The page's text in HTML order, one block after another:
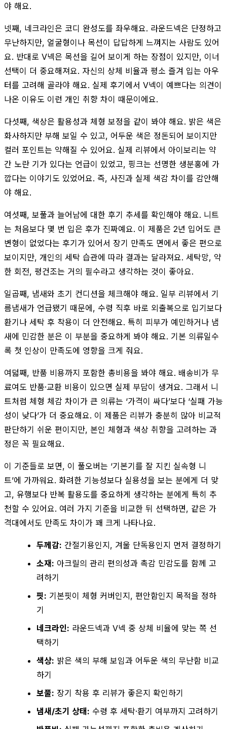
야 해요.
넷째, 네크라인은 코디 완성도를 좌우해요. 라운드넥은 단정하고
무난하지만, 얼굴형이나 목선이 답답하게 느껴지는 사람도 있어
요. 반대로 V넥은 목선을 길어 보이게 하는 장점이 있지만, 이너
선택이 더 중요해져요. 자신의 상체 비율과 평소 즐겨 입는 아우
터를 고려해 골라야 해요. 실제 후기에서 V넥이 예쁘다는 의견이
나온 이유도 이런 개인 취향 차이 때문이에요.
다섯째, 색상은 활용성과 체형 보정을 같이 봐야 해요. 밝은 색은
화사하지만 부해 보일 수 있고, 어두운 색은 정돈되어 보이지만
컬러 포인트는 약해질 수 있어요. 실제 리뷰에서 아이보리는 약
간 노란 기가 있다는 언급이 있었고, 핑크는 선명한 생분홍에 가
깝다는 이야기도 있었어요. 즉, 사진과 실제 색감 차이를 감안해
야 해요.
여섯째, 보풀과 늘어남에 대한 후기 추세를 확인해야 해요. 니트
는 처음보다 몇 번 입은 후가 진짜예요. 이 제품은 2년 입어도 큰
변형이 없었다는 후기가 있어서 장기 만족도 면에서 좋은 편으로
보이지만, 개인의 세탁 습관에 따라 결과는 달라져요. 세탁망, 약
한 회전, 평건조는 거의 필수라고 생각하는 것이 좋아요.
일곱째, 냄새와 초기 컨디션을 체크해야 해요. 일부 리뷰에서 기
름냄새가 언급됐기 때문에, 수령 직후 바로 외출복으로 입기보다
환기나 세탁 후 착용이 더 안전해요. 특히 피부가 예민하거나 냄
새에 민감한 분은 이 부분을 중요하게 봐야 해요. 기본 의류일수
록 첫 인상이 만족도에 영향을 크게 줘요.
여덟째, 반품 비용까지 포함한 총비용을 봐야 해요. 배송비가 무
료여도 반품·교환 비용이 있으면 실제 부담이 생겨요. 그래서 니
트처럼 체형 체감 차이가 큰 의류는 ‘가격이 싸다’보다 ‘실패 가능
성이 낮다’가 더 중요해요. 이 제품은 리뷰가 충분히 많아 비교적
판단하기 쉬운 편이지만, 본인 체형과 색상 취향을 고려하는 과
정은 꼭 필요해요.
이 기준들로 보면, 이 풀오버는 ‘기본기를 잘 지킨 실속형 니
트’에 가까워요. 화려한 기능성보다 실용성을 보는 분에게 더 맞
고, 유행보다 반복 활용도를 중요하게 생각하는 분에게 특히 추
천할 수 있어요. 여러 가지 기준을 비교한 뒤 선택하면, 같은 가
격대에서도 만족도 차이가 꽤 크게 나타나요.
두께감: 간절기용인지, 겨울 단독용인지 먼저 결정하기
소재: 아크릴의 관리 편의성과 촉감 민감도를 함께 고
려하기
핏: 기본핏이 체형 커버인지, 편안함인지 목적을 정하
기
네크라인: 라운드넥과 V넥 중 상체 비율에 맞는 쪽 선
택하기
색상: 밝은 색의 부해 보임과 어두운 색의 무난함 비교
하기
보풀: 장기 착용 후 리뷰가 좋은지 확인하기
냄새/초기 상태: 수령 후 세탁·환기 여부까지 고려하기